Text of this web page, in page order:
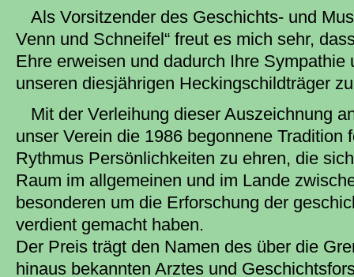
Als Vorsitzender des Geschichts- und
Venn und Schneifel“ freut es mich sehr,
Ehre erweisen und dadurch Ihre Sympathie
unseren diesjährigen Heckingschildträger
Mit der Verleihung dieser Auszeichnung
unser Verein die 1986 begonnene Tradition
Rythmus Persönlichkeiten zu ehren, die
Raum im allgemeinen und im Lande
besonderen um die Erforschung der
verdient gemacht haben.
Der Preis trägt den Namen des über die
hinaus bekannten Arztes und